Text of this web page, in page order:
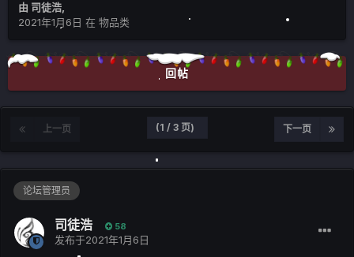
由 司徒浩,
2021年1月6日 在 物品类
回帖
上一页 下一页
(1 / 3 页)
论坛管理员
司徒浩 58
发布于2021年1月6日